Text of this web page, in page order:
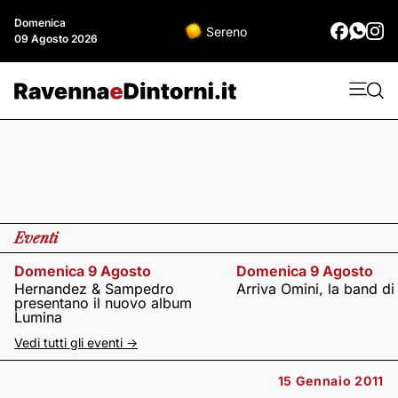
Domenica
09 Agosto 2026
Sereno
Eventi
Domenica 9 Agosto
Hernandez & Sampedro
presentano il nuovo album
Lumina
Domenica 9 Agosto
Arriva Omini, la band
Vedi tutti gli eventi ->
15 Gennaio 2011